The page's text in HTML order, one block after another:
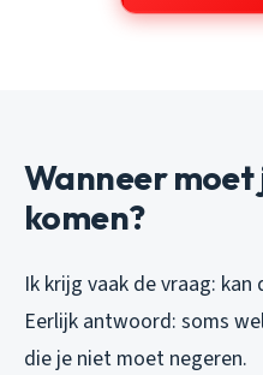
Wanneer moet
komen?
Ik krijg vaak de vraag:
Eerlijk antwoord: soms
die je niet moet negeren.